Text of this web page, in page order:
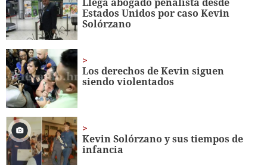
20
seconds
Estados Unidos por caso Kevin
Solórzano
Los derechos de Kevin siguen
siendo violentados
Kevin Solórzano y sus tiempos de
infancia